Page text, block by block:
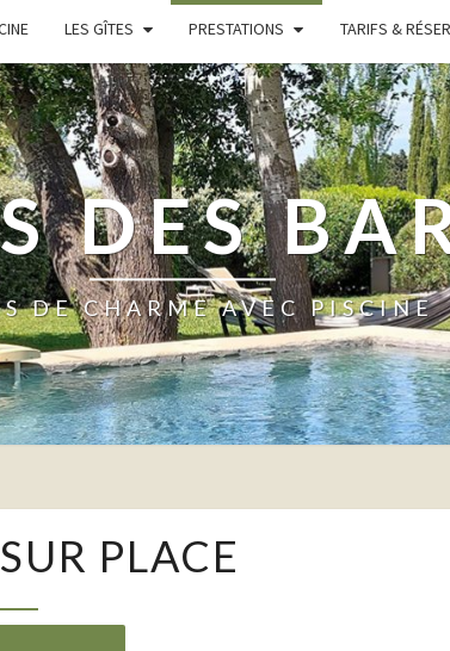
LES GÎTES PRESTATIONS TARIFS &
DES
DE CHARME AVEC PISCINE
SUR
PLACE